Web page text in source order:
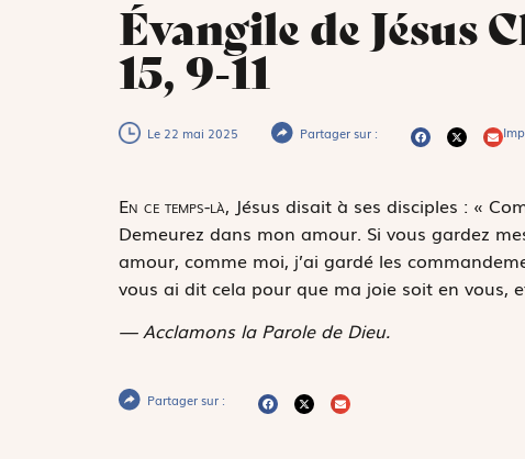
Évangile de Jésus
15, 9-11
Le 22 mai 2025 Partager sur :
En ce temps-là, Jésus disait à ses disciples : «
Demeurez dans mon amour. Si vous gardez
amour, comme moi, j’ai gardé les
vous ai dit cela pour que ma joie soit en vous,
— Acclamons la Parole de Dieu.
Partager sur :